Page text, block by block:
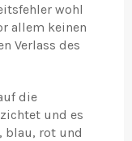
wohl
allem keinen
Verlass des
die
und es
blau, rot und